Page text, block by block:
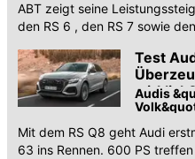
ABT zeigt seine
den RS 6 , den RS 7 sowie
Test
wirklich?
Audis
Gewicht.
Mit dem RS Q8 geht Audi
63 ins Rennen. 600 PS